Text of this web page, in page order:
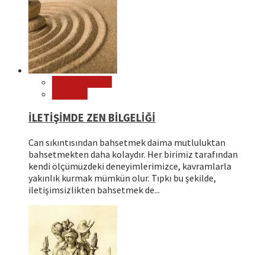
İLETİŞİMDE ZEN BİLGELİĞİ
Can sıkıntısından bahsetmek daima mutluluktan
bahsetmekten daha kolaydır. Her birimiz tarafından
kendi ölçümüzdeki deneyimlerimizce, kavramlarla
yakınlık kurmak mümkün olur. Tıpkı bu şekilde,
iletişimsizlikten bahsetmek de...